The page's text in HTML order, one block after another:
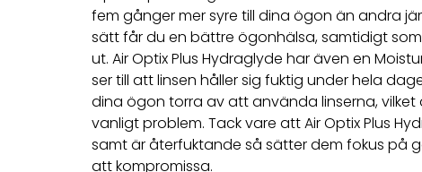
fem gånger mer syre till dina ögon än andra
sätt får du en bättre ögonhälsa, samtidigt
ut. Air Optix Plus Hydraglyde har även en
ser till att linsen håller sig fuktig under hela
dina ögon torra av att använda linserna, vilket
vanligt problem. Tack vare att Air Optix Plus
samt är återfuktande så sätter dem fokus på
att kompromissa.